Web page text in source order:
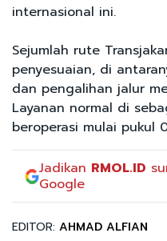
internasional ini.
Sejumlah rute
penyesuaian, di
dan pengalihan jalur
Layanan normal di
beroperasi mulai pukul
Jadikan RMOL.ID
Google
EDITOR: AHMAD ALFIAN